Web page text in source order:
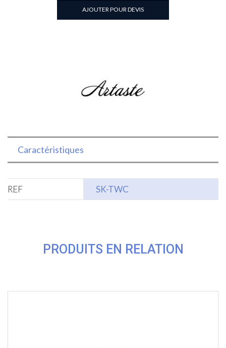
carré
2oz
AJOUTER POUR DEVIS
Caractéristiques
REF SK-TWC
PRODUITS EN RELATION